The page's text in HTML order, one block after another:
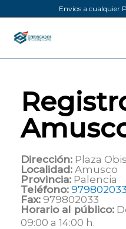
al
contenido
Envíos a cualquier
Dirección: Plaza
Localidad: Amusco
Provincia: Palencia
Teléfono: 979802033
Fax: 979802033
Horario al público:
09:00 a 14:00 h.